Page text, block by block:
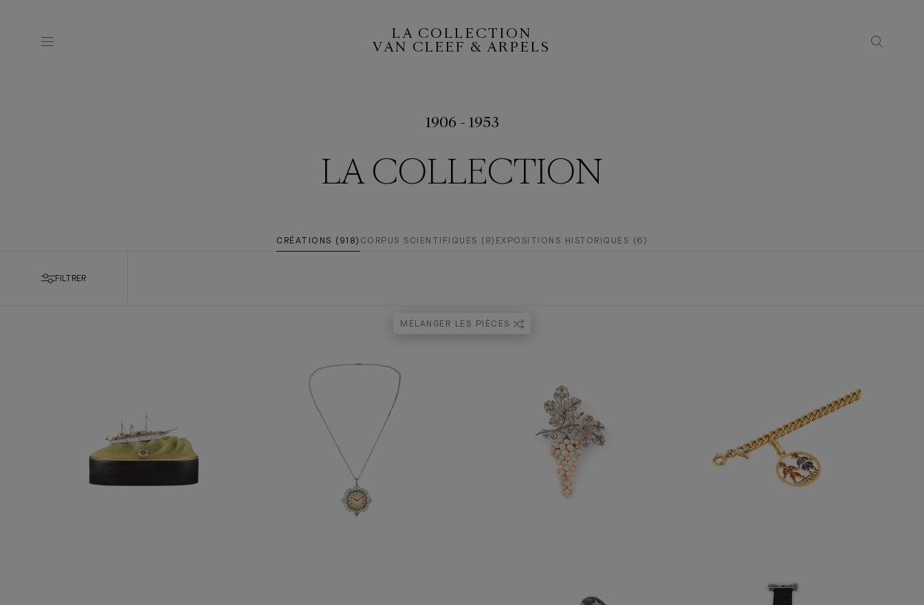
LA COLLECTION
VAN CLEEF & ARPELS
1906 - 1953
LA COLLECTION
CRÉATIONS (918) CORPUS SCIENTIFIQUES (8) EXPOSITIONS HISTORIQUES (6)
FILTRER
MÉLANGER LES PIÈCES